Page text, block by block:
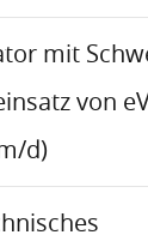
mit
von
d)